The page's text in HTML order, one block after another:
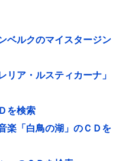
ベルクのマイスタージン
リア・ルスティカーナ」
を検索
楽「白鳥の湖」のＣＤを